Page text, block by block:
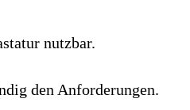
nutzbar.
den Anforderungen.